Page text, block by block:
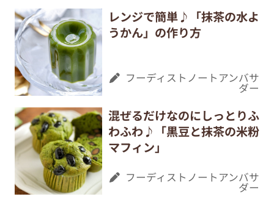
レンジで簡単♪「抹茶の水よ
うかん」の作り方
フーディストノートアンバサ
ダー
混ぜるだけなのにしっとりふ
わふわ♪「黒豆と抹茶の米粉
マフィン」
フーディストノートアンバサ
ダー